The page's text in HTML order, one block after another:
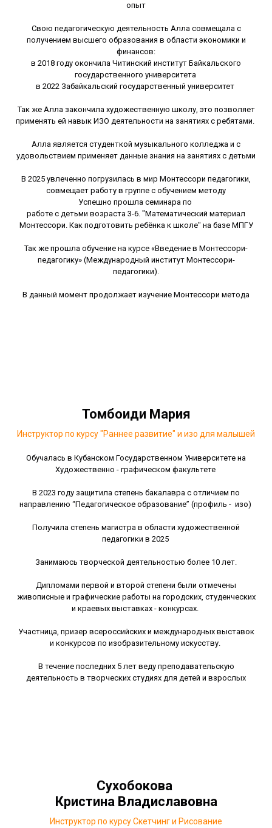
опыт
Свою педагогическую деятельность Алла совмещала с
получением высшего образования в области экономики и
финансов:
в 2018 году окончила Читинский институт Байкальского
государственного университета
в 2022 Забайкальский государственный университет
Так же Алла закончила художественную школу, это позволяет
применять ей навык ИЗО деятельности на занятиях с ребятами.
Алла является студенткой музыкального колледжа и с
удовольствием применяет данные знания на занятиях с детьми
В 2025 увлеченно погрузилась в мир Монтессори педагогики,
совмещает работу в группе с обучением методу
Успешно прошла семинара по
работе с детьми возраста 3-6. "Математический материал
Монтессори. Как подготовить ребёнка к школе" на базе МПГУ
Так же прошла обучение на курсе «Введение в Монтессори-
педагогику» (Международный институт Монтессори-
педагогики).
В данный момент продолжает изучение Монтессори метода
Томбоиди Мария
Инструктор по курсу "Раннее развитие" и изо для малышей
Обучалась в Кубанском Государственном Университете на
Художественно - графическом факультете
В 2023 году защитила степень бакалавра с отличием по
направлению “Педагогическое образование” (профиль - изо)
Получила степень магистра в области художественной
педагогики в 2025
Занимаюсь творческой деятельностью более 10 лет.
Дипломами первой и второй степени были отмечены
живописные и графические работы на городских, студенческих
и краевых выставках - конкурсах.
Участница, призер всероссийских и международных выставок
и конкурсов по изобразительному искусству.
В течение последних 5 лет веду преподавательскую
деятельность в творческих студиях для детей и взрослых
Сухобокова
Кристина Владиславовна
Инструктор по курсу Скетчинг и Рисование